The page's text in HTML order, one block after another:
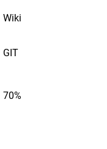
Wiki
GIT
70%